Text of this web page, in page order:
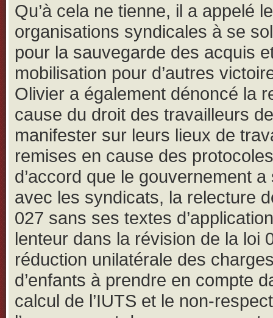
Qu’à cela ne tienne, il a appelé
organisations syndicales à se
pour la sauvegarde des acquis
mobilisation pour d’autres
Olivier a également dénoncé la
cause du droit des travailleurs de
manifester sur leurs lieux de
remises en cause des protocoles
d’accord que le gouvernement a
avec les syndicats, la relecture
027 sans ses textes
lenteur dans la révision de la loi
réduction unilatérale des
d’enfants à prendre en compte
calcul de l’IUTS et le non-